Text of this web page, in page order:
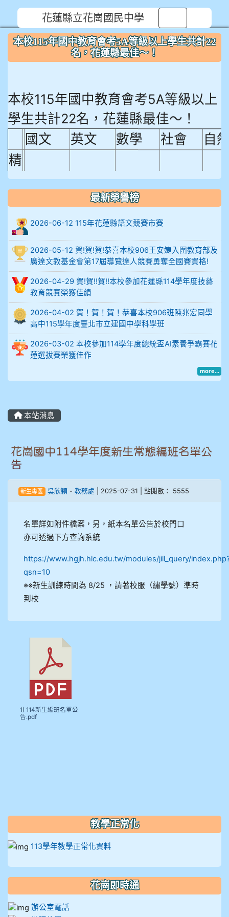
花蓮縣立花崗國民中學
本校115年國中教育會考5A等級以上學生共計22
名，花蓮縣最佳～！
本校115年國中教育會考5A等級以上
學生共計22名，花蓮縣最佳～！
國文 英文 數學 社會 自
精
熟
度
比
例
18.92%18.65%29.19%12.16%
906陳兆宏 5A10+ 作文5
912余 嘉 5A10+
914謝佩臻 5A10+
902蘇奕愷
904彭子庭
905蔣昇和
906江彥臻
907張晏寧
908彭主豪
909林柏翰
909林玉楓
909林朝智
910謝尚橙
911張 婷
912彭子宸
914王苡澄
最新榮譽榜
2026-06-12 115年花蓮縣語文競賽市賽
2026-05-12 賀!賀!賀!恭喜本校906王安婕入圍教育部及
廣達文教基金會第17屆導覽達人競賽勇奪全國賽資格!
2026-04-29 賀!賀!!賀!!本校參加花蓮縣114學年度技藝
教育競賽榮獲佳績
2026-04-02 賀！賀！賀！恭喜本校906班陳兆宏同學
高中115學年度臺北市立建國中學科學班
2026-03-02 本校參加114學年度總統盃AI素養爭霸賽花
蓮選拔賽榮獲佳作
more...
本站消息
花崗國中114學年度新生常態編班名單公
告
新生專區 吳欣穎- 教務處 | 2025-07-31 | 點閱數： 5555
名單詳如附件檔案，另，紙本名單公告於校門口
亦可透過下方查詢系統
https://www.hgjh.hlc.edu.tw/modules/jill_query/
qsn=10
※※新生訓練時間為 8/25 ，請著校服（繡學號）準時
到校
1) 114新生編班名單公
告.pdf
教學正常化
113學年教學正常化資料
花崗即時通
辦公室電話